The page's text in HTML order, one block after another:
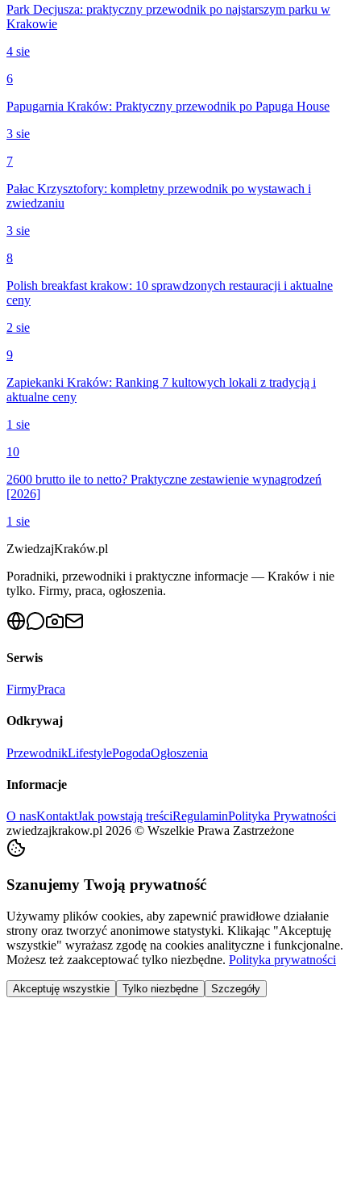
Park Decjusza: praktyczny przewodnik po najstarszym parku w
Krakowie
4 sie
6
Papugarnia Kraków: Praktyczny przewodnik po Papuga House
3 sie
7
Pałac Krzysztofory: kompletny przewodnik po wystawach i
zwiedzaniu
3 sie
8
Polish breakfast krakow: 10 sprawdzonych restauracji i aktualne
ceny
2 sie
9
Zapiekanki Kraków: Ranking 7 kultowych lokali z tradycją i
aktualne ceny
1 sie
10
2600 brutto ile to netto? Praktyczne zestawienie wynagrodzeń
[2026]
1 sie
ZwiedzajKraków.pl
Poradniki, przewodniki i praktyczne informacje — Kraków i nie
tylko. Firmy, praca, ogłoszenia.
Serwis
FirmyPraca
Odkrywaj
PrzewodnikLifestylePogodaOgłoszenia
Informacje
O nasKontaktJak powstają treściRegulaminPolityka Prywatności
zwiedzajkrakow.pl 2026 © Wszelkie Prawa Zastrzeżone
Szanujemy Twoją prywatność
Używamy plików cookies, aby zapewnić prawidłowe działanie
strony oraz tworzyć anonimowe statystyki. Klikając "Akceptuję
wszystkie" wyrażasz zgodę na cookies analityczne i funkcjonalne.
Możesz też zaakceptować tylko niezbędne. Polityka prywatności
Akceptuję wszystkie Tylko niezbędne Szczegóły